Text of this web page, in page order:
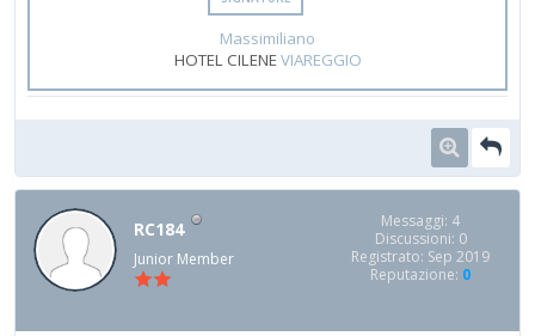
Massimiliano
HOTEL CILENEVIAREGGIO
RC184
Junior Member
Messaggi: 4
Discussioni: 0
Registrato: Sep 2019
Reputazione: 0